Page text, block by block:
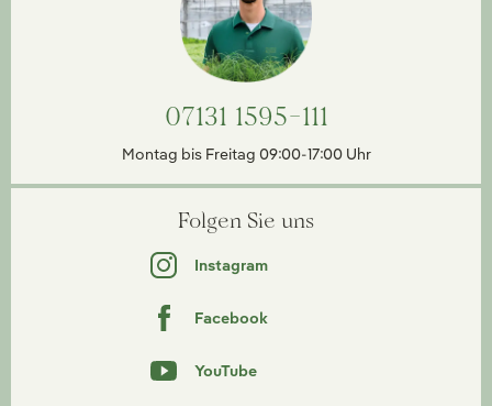
07131 1595-111
Montag bis Freitag 09:00-17:00 Uhr
Folgen Sie uns
Instagram
Facebook
YouTube